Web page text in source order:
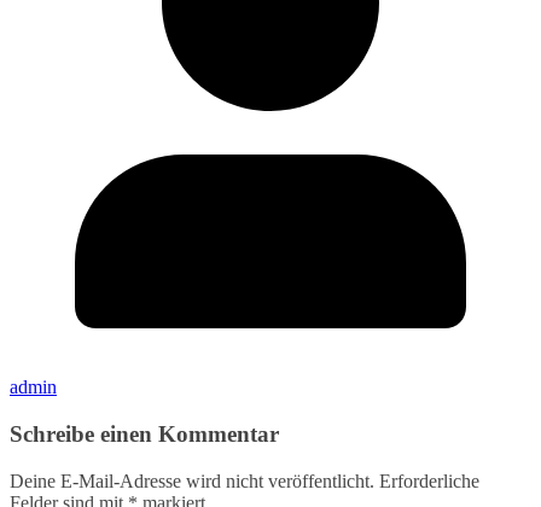
admin
Schreibe einen Kommentar
Deine E-Mail-Adresse wird nicht veröffentlicht. Erforderliche
Felder sind mit * markiert